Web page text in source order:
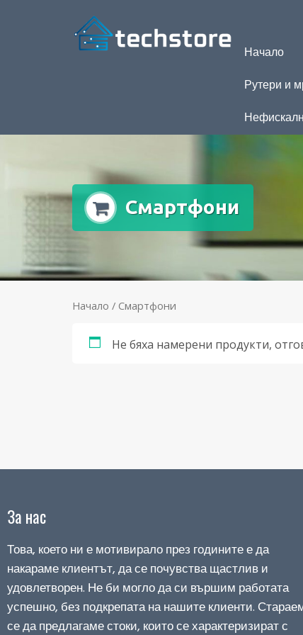
Начало
Рутери и
Смартфони
Начало / Смартфони
Не бяха намерени продукти,
За нас
Това, което ни е мотивирало през годините е да
накараме клиентът, да се почувства щастлив и
удовлетворен. Не би могло да си вършим работата
успешно, без подкрепата на нашите клиенти.
се да предлагаме стоки, които се характеризират с